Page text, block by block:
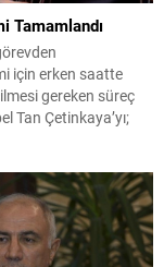
Tamamlandı
için erken saatte
gereken süreç
Tan Çetinkaya’yı;
salt